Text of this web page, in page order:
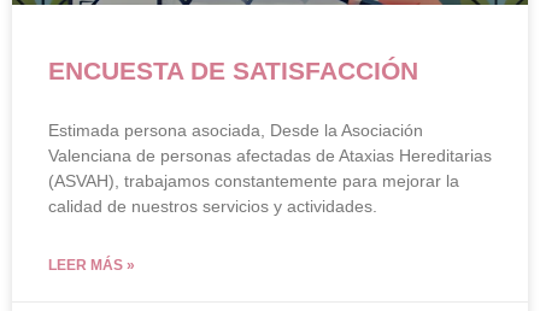
ENCUESTA DE SATISFACCIÓN
Estimada persona asociada, Desde la Asociación
Valenciana de personas afectadas de Ataxias Hereditarias
(ASVAH), trabajamos constantemente para mejorar la
calidad de nuestros servicios y actividades.
LEER MÁS »